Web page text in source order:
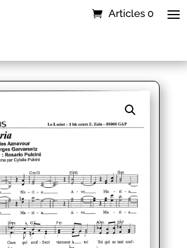
Articles 0